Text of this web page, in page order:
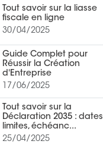
Tout savoir sur la liasse
fiscale en ligne
30/04/2025
Guide Complet pour
Réussir la Création
d'Entreprise
17/06/2025
Tout savoir sur la
Déclaration 2035 : dates
limites, échéanc...
25/04/2025